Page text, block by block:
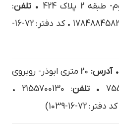
• تلفن:
2133811394 • (کدپستی: 1784884583 • کد دفتر: 72-16-
• آدرس:
20 متري ابوذر- روبروي
• تلفن
: 2155700130 •